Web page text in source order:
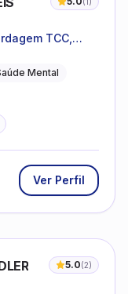
TCC,
Mental
Ver Perfil
5.0(2)